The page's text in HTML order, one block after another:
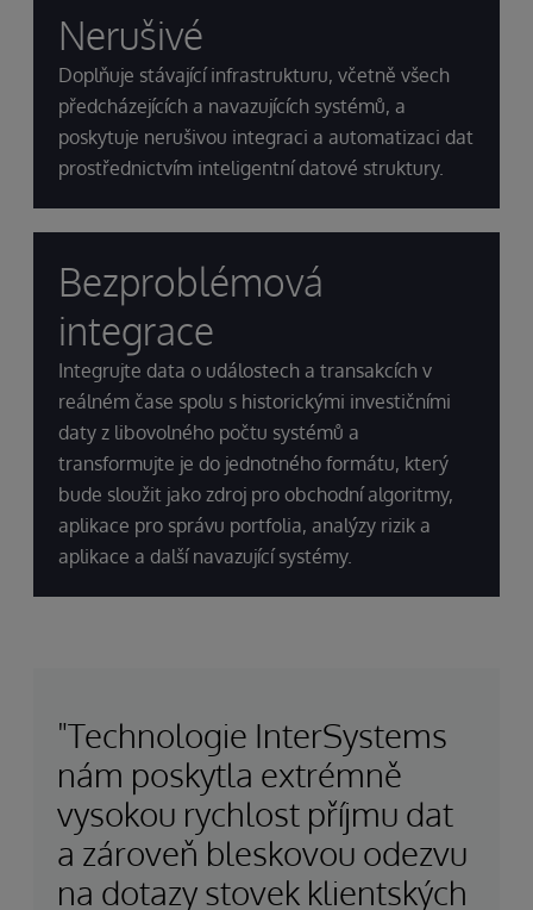
Nerušivé
Doplňuje stávající infrastrukturu, včetně všech
předcházejících a navazujících systémů, a
poskytuje nerušivou integraci a automatizaci dat
prostřednictvím inteligentní datové struktury.
Bezproblémová
integrace
Integrujte data o událostech a transakcích v
reálném čase spolu s historickými investičními
daty z libovolného počtu systémů a
transformujte je do jednotného formátu, který
bude sloužit jako zdroj pro obchodní algoritmy,
aplikace pro správu portfolia, analýzy rizik a
aplikace a další navazující systémy.
"Technologie InterSystems
nám poskytla extrémně
vysokou rychlost příjmu dat
a zároveň bleskovou odezvu
na dotazy stovek klientských